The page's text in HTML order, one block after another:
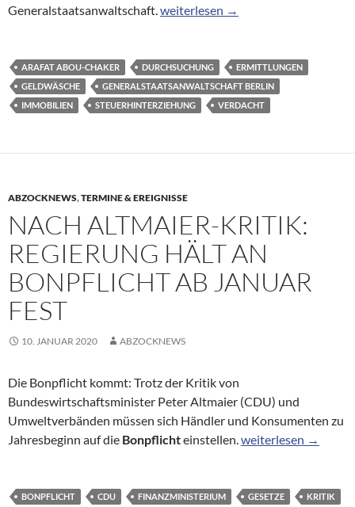
Generalstaatsanwaltschaft.Verdacht auf Steuerstraftaten:
weiterlesen →
ARAFAT ABOU-CHAKER DURCHSUCHUNG
ERMITTLUNGEN
GELDWÄSCHE
GENERALSTAATSANWALTSCHAFT BERLIN
IMMOBILIEN
STEUERHINTERZIEHUNG VERDACHT
ABZOCKNEWS,TERMINE & EREIGNISSE
NACH ALTMAIER-KRITIK:
REGIERUNG HÄLT AN
BONPFLICHT AB JANUAR
FEST
10. JANUAR 2020 ABZOCKNEWS
Die Bonpflicht kommt: Trotz der Kritik von
Bundeswirtschaftsminister Peter Altmaier (CDU) und
Umweltverbänden müssen sich Händler und Konsumenten zu
Jahresbeginn auf die Bonpflichteinstellen.Nach Altmaier-
weiterlesen →
BONPFLICHT CDU FINANZMINISTERIUM GESETZE
KRITIK